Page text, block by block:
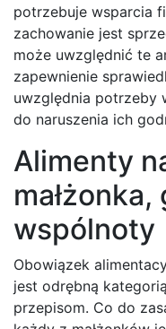
potrzebuje wsparcia
zachowanie jest
może uwzględnić te
zapewnienie
uwzględnia potrzeby
do naruszenia ich
Alimenty
wspólnoty
Obowiązek
jest odrębną
przepisom. Co do